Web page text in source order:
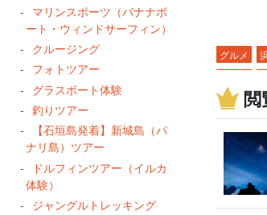
マリンスポーツ（バナナボ
ート・ウィンドサーフィン）
クルージング
フォトツアー
グラスボート体験
釣りツアー
【石垣島発着】新城島（パ
ナリ島）ツアー
ドルフィンツアー（イルカ
体験）
ジャングルトレッキング
グルメ
夜景
サ
アウトドア
グラスボ
石垣島の